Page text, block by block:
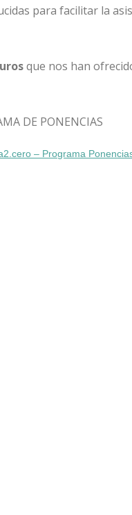
para facilitar la
que nos han
DE PONENCIAS
– Programa